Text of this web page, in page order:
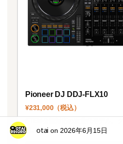
Pioneer DJ DDJ-FLX10
¥231,000（税込）
現。otai on 2026年6月15日